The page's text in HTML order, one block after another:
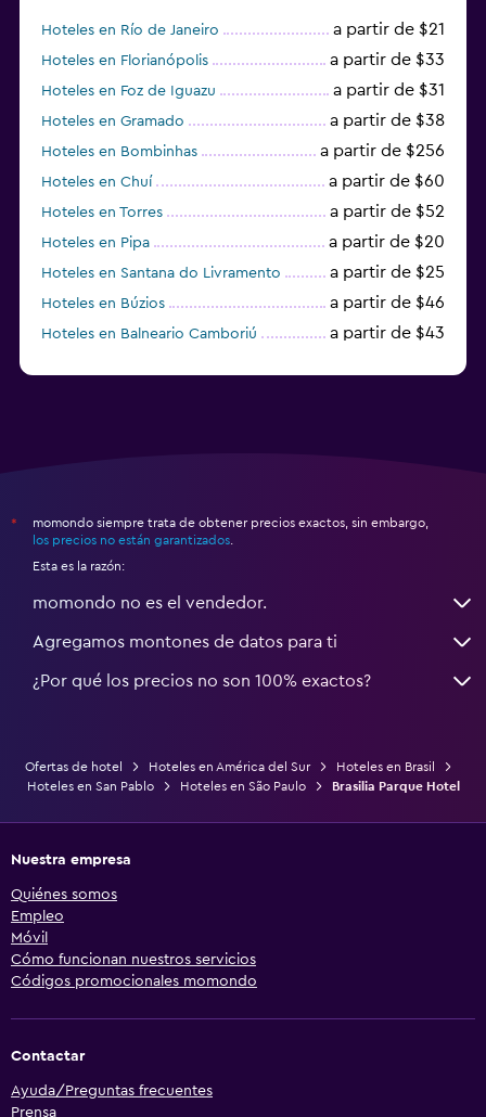
Hoteles en Río de Janeiro a partir de $21
Hoteles en Florianópolis a partir de $33
Hoteles en Foz de Iguazu a partir de $31
Hoteles en Gramado a partir de $38
Hoteles en Bombinhas a partir de $256
Hoteles en Chuí a partir de $60
Hoteles en Torres a partir de $52
Hoteles en Pipa a partir de $20
Hoteles en Santana do Livramento a partir de $25
Hoteles en Búzios a partir de $46
Hoteles en Balneario Camboriú a partir de $43
*
momondo siempre trata de obtener precios exactos, sin embargo,
los precios no están garantizados
Esta es la razón:
momondo no es el vendedor.
Agregamos montones de datos para ti
¿Por qué los precios no son 100% exactos?
Ofertas de hotel Hoteles en América del Sur
Hoteles en Brasil
Hoteles en San Pablo
Hoteles en São Paulo Brasilia Parque Hotel
Nuestra empresa
Quiénes somos
Empleo
Móvil
Cómo funcionan nuestros servicios
Códigos promocionales momondo
Contactar
Ayuda/Preguntas frecuentes
Prensa